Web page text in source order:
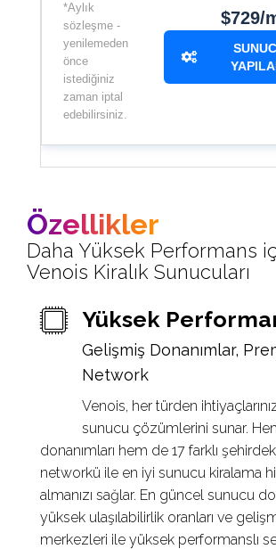
*Aylık
sözleşme -
yenilemeden
önce
istediğiniz
zaman iptal
edebilirsiniz.
$729/
Özellikler
Daha Yüksek Performans
Venois Kiralık Sunucuları
Yüksek
Gelişmiş Donanımlar,
Network
Venois, her türden
sunucu çözümlerini sunar.
donanımları hem de 17 farklı
networkü ile en iyi sunucu kiralama
almanızı sağlar. En güncel sunucu
yüksek ulaşılabilirlik oranları ve
merkezleri ile yüksek performanslı